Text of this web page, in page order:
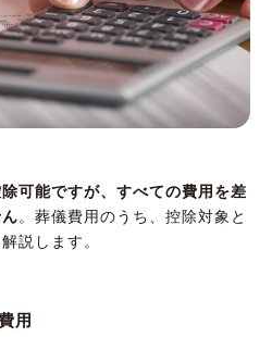
可能ですが、すべての費用を差
。葬儀費用のうち、控除対象と
説します。
用